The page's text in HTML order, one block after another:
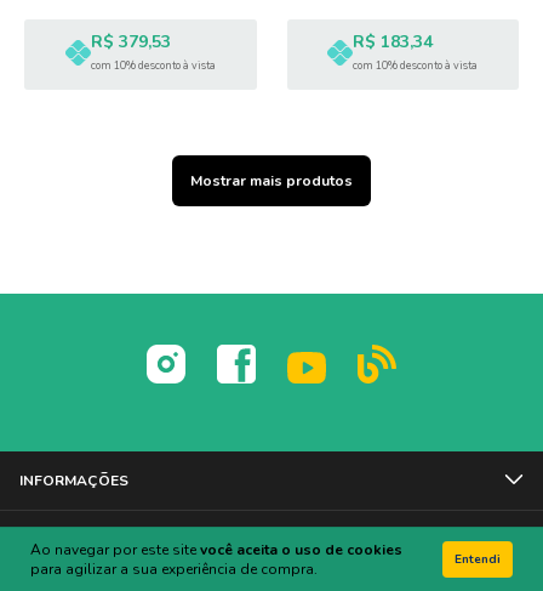
Ao navegar por este sitevocê aceita o uso de cookies
para agilizar a sua experiência de compra.
Entendi
R$ 379,53
com 10% desconto à vista
R$ 183,34
com 10% desconto à vista
Mostrar mais produtos
INFORMAÇÕES
INSTITUCIONAL